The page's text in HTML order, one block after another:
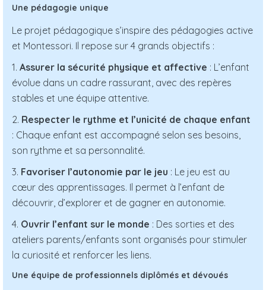
Une pédagogie unique
Le projet pédagogique s’inspire des pédagogies active
et Montessori. Il repose sur 4 grands objectifs :
1. Assurer la sécurité physique et affective : L’enfant
évolue dans un cadre rassurant, avec des repères
stables et une équipe attentive.
2. Respecter le rythme et l’unicité de chaque enfant
: Chaque enfant est accompagné selon ses besoins,
son rythme et sa personnalité.
3. Favoriser l’autonomie par le jeu : Le jeu est au
cœur des apprentissages. Il permet à l’enfant de
découvrir, d’explorer et de gagner en autonomie.
4. Ouvrir l’enfant sur le monde : Des sorties et des
ateliers parents/enfants sont organisés pour stimuler
la curiosité et renforcer les liens.
Une équipe de professionnels diplômés et dévoués